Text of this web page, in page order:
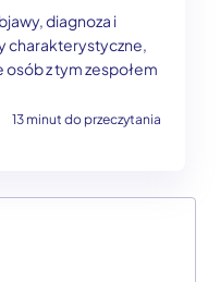
diagnoza i
charakterystyczne,
z tym zespołem
13 minut do przeczytania